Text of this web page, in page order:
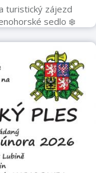
turistický zájezd
sedlo ❄️
– Vřesová
sedlo –
sedlo – tur.
Možnost
⛷️ Lyž ...